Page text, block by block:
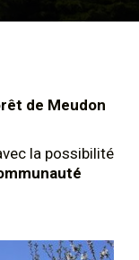
de Meudon
la possibilité